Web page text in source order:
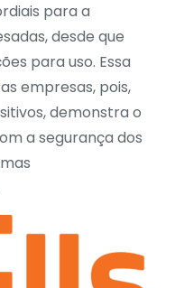
para a
desde que
para uso. Essa
empresas, pois,
demonstra o
a segurança dos